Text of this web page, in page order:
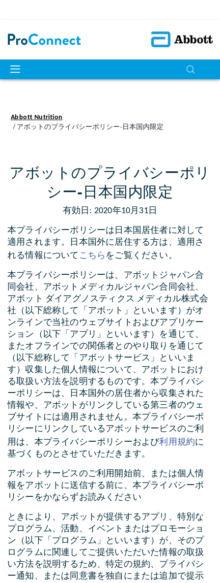
Abbott Nutrition
アボットのプライバシーポリシー‐日本国内限定
アボットのプライバシーポリ
シー‐日本国内限定
有効日: 2020年10月31日
本プライバシーポリシーは日本国居住者に対して
適用されます。日本国外に居住する方は、適用さ
れる情報について こちら をご覧ください。
本プライバシーポリシーは、アボットジャパン合
同会社、アボットメディカルジャパン合同会社、
アボット ダイアグノスティクス メディカル株式会
社（以下総称して「アボット」といいます）がオ
ンラインで当社のウェブサイトおよびアプリケー
ション（以下「アプリ」といいます）を通じて、
またオフラインでの関係者とのやり取りを通じて
（以下総称して「アボットサービス」といいま
す）収集した個人情報について、アボットにおけ
る取扱い方法を説明するものです。本プライバシ
ーポリシーは、日本国外の居住者から収集された
情報や、アボットがリンクしている第三者のウェ
ブサイトには適用されません。本プライバシーポ
リシーにリンクしているアボットサービスのご利
用は、本プライバシーポリシーおよび利用規約に
基づくものとさせていただきます。
アボットサービスのご利用開始前、または個人情
報をアボットに送信する前に、本プライバシーポ
リシーをかならずお読みください
ときにより、アボットが提供するアプリ、特別な
プログラム、活動、イベントまたはプロモーショ
ン（以下「プログラム」といいます）が、そのプ
ログラムに関連してご提供いただいた情報の取扱
い方法を説明するため、特定の規約、プライバシ
ー通知、または同意書を独自にまたは追加で提示